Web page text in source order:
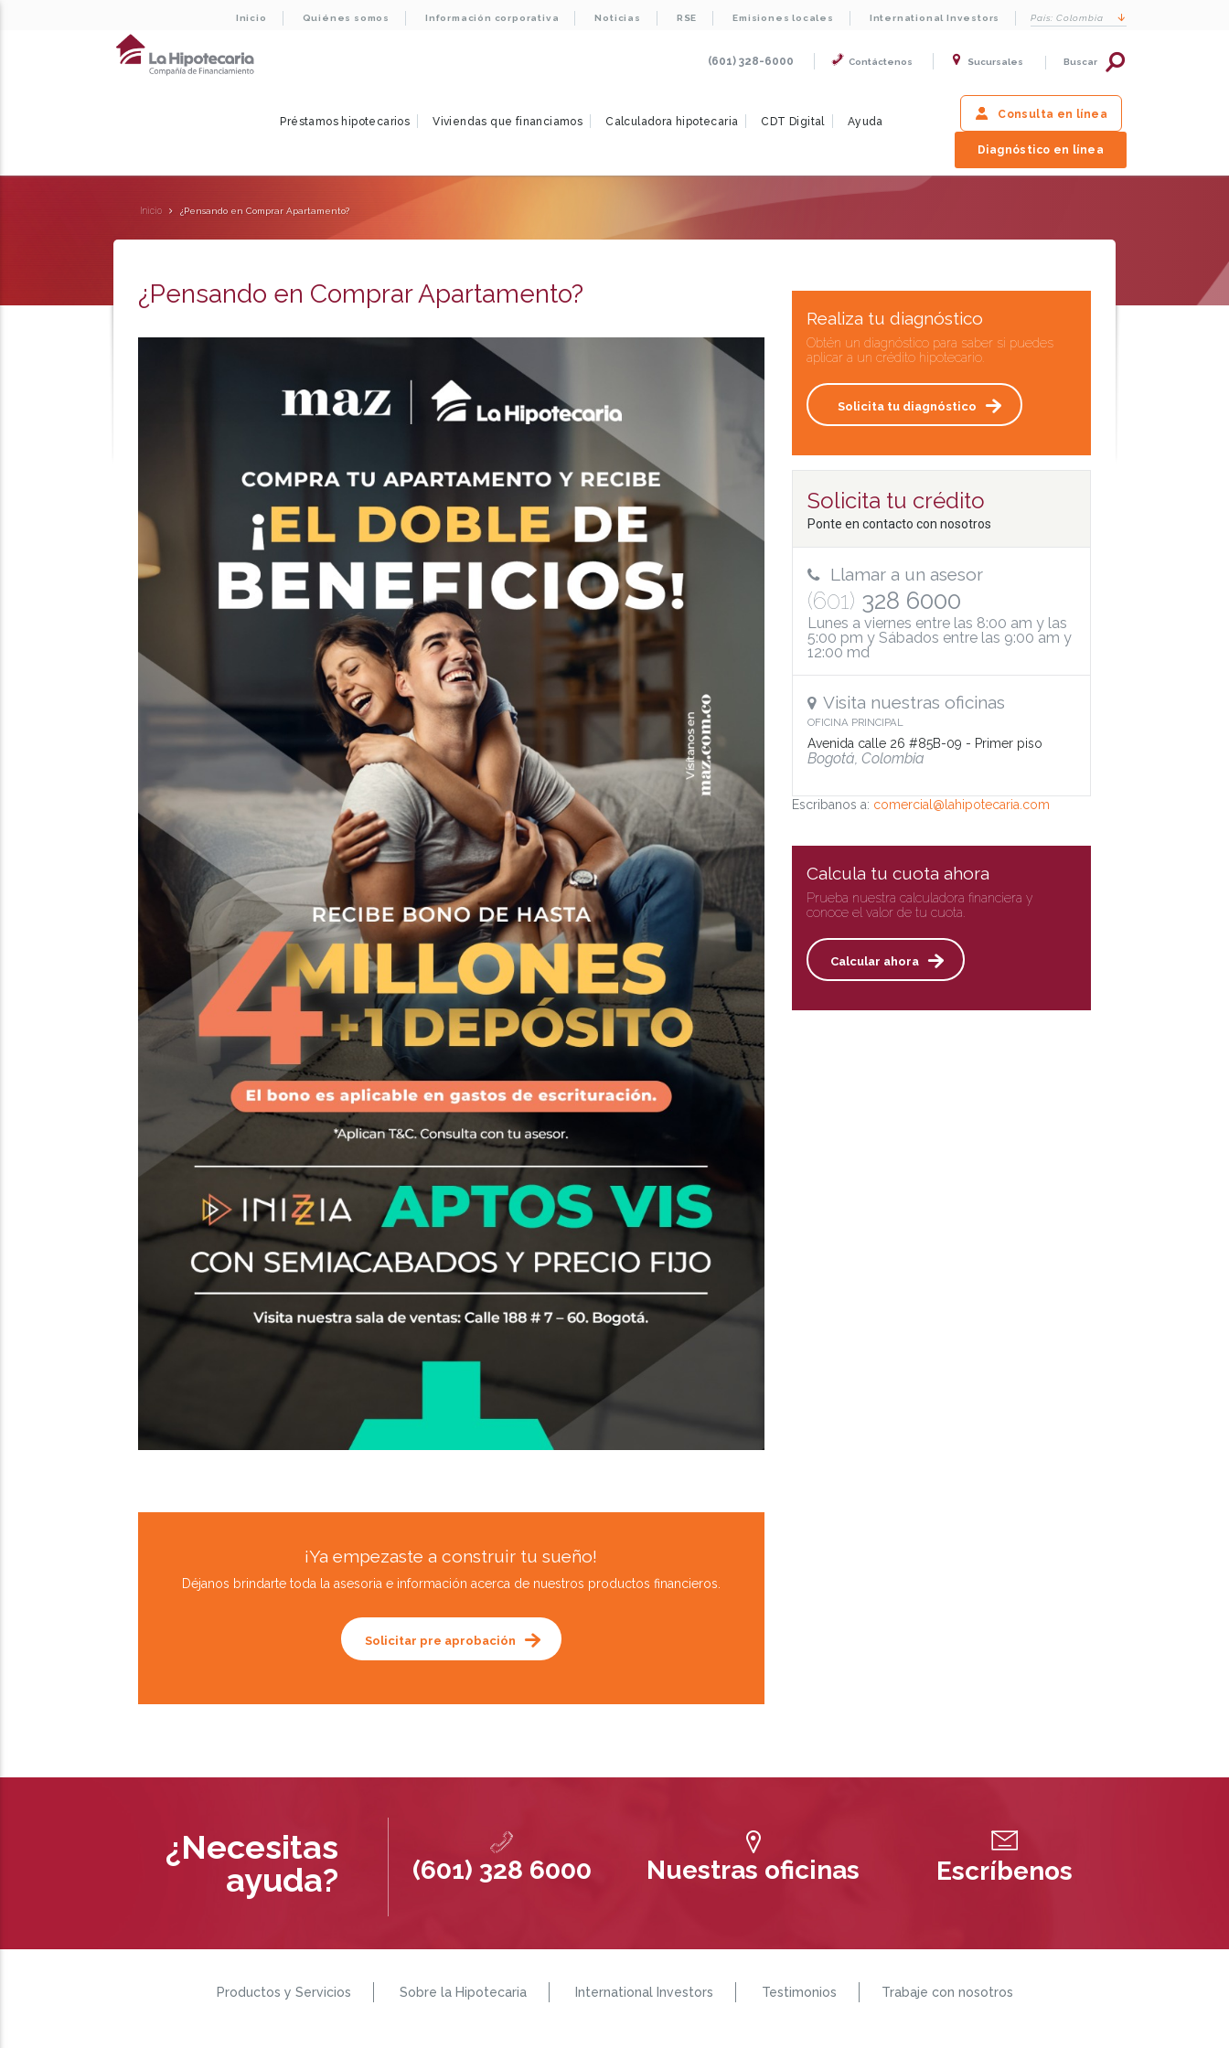
Inicio Quiénes somos Información corporativa Noticias RSE Emisiones locales International Investors País: Colombia
(601) 328-6000 Contáctenos Sucursales Buscar
Préstamos hipotecarios Viviendas que financiamos Calculadora hipotecaria CDT Digital Ayuda
Consulta en línea
Diagnóstico en línea
Inicio ¿Pensando en Comprar Apartamento?
¿Pensando en Comprar Apartamento?
¡Ya empezaste a construir tu sueño!
Déjanos brindarte toda la asesoria e información acerca de nuestros productos financieros.
Solicitar pre aprobación
Realiza tu diagnóstico
Obtén un diagnóstico para saber si puedes
aplicar a un crédito hipotecario.
Solicita tu diagnóstico
Solicita tu crédito
Ponte en contacto con nosotros
Llamar a un asesor
(601) 328 6000
Lunes a viernes entre las 8:00 am y las
5:00 pm y Sábados entre las 9:00 am y
12:00 md
Visita nuestras oficinas
OFICINA PRINCIPAL
Avenida calle 26 #85B-09 - Primer piso
Bogotá, Colombia
Escribanos a: comercial@lahipotecaria.com
Calcula tu cuota ahora
Prueba nuestra calculadora financiera y
conoce el valor de tu cuota.
Calcular ahora
¿Necesitas
ayuda?
(601) 328 6000 Nuestras oficinas Escríbenos
Productos y Servicios Sobre la Hipotecaria International Investors Testimonios Trabaje con nosotros